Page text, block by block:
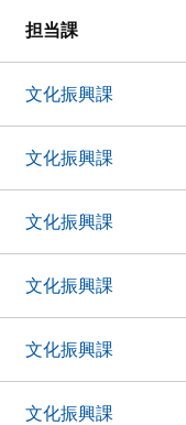
担当課
文化振興課
文化振興課
文化振興課
文化振興課
文化振興課
文化振興課